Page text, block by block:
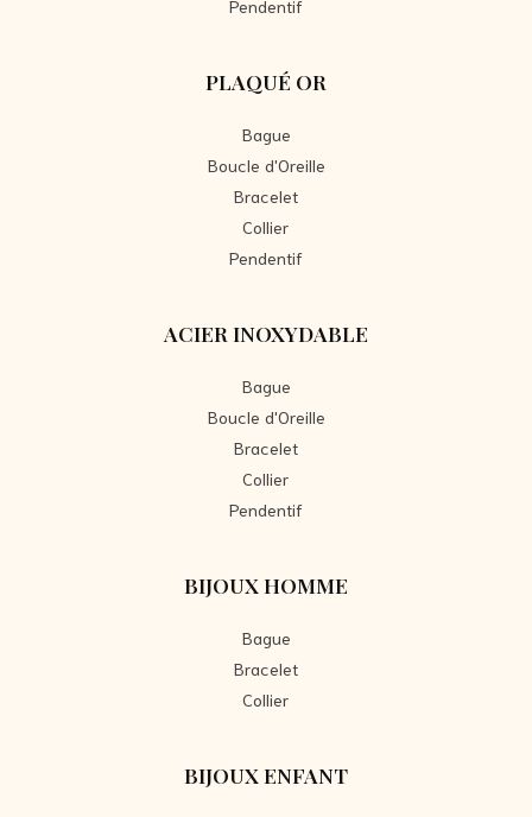
Pendentif
PLAQUÉ OR
Bague
Boucle d'Oreille
Bracelet
Collier
Pendentif
ACIER INOXYDABLE
Bague
Boucle d'Oreille
Bracelet
Collier
Pendentif
BIJOUX HOMME
Bague
Bracelet
Collier
BIJOUX ENFANT